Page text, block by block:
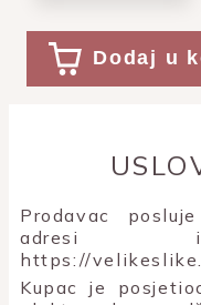
Dodaj u
Prodavac
adresi
https://
Kupac je